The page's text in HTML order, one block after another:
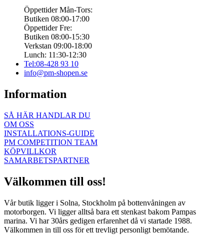
Öppettider Mån-Tors:
Butiken 08:00-17:00
Öppettider Fre:
Butiken 08:00-15:30
Verkstan 09:00-18:00
Lunch: 11:30-12:30
Tel:08-428 93 10
info@pm-shopen.se
Information
SÅ HÄR HANDLAR DU
OM OSS
INSTALLATIONS-GUIDE
PM COMPETITION TEAM
KÖPVILLKOR
SAMARBETSPARTNER
Välkommen till oss!
Vår butik ligger i Solna, Stockholm på bottenvåningen av
motorborgen. Vi ligger alltså bara ett stenkast bakom Pampas
marina. Vi har 30års gedigen erfarenhet då vi startade 1988.
Välkommen in till oss för ett trevligt personligt bemötande.